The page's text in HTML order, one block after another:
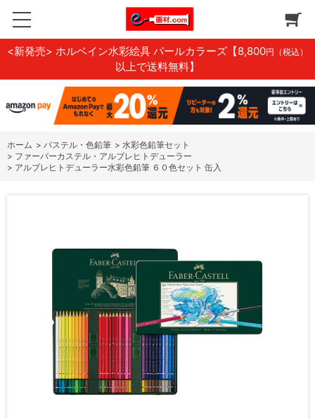
<新発売> ホルベイン水彩絵具 パールカラーズ 【8,800円（税込）
以上で送料無料】
ホーム > パステル・色鉛筆 > 水彩色鉛筆セット
> ファーバーカステル・アルブレヒトデューラー
> アルブレヒトデューラー水彩色鉛筆 ６０色セット 缶入